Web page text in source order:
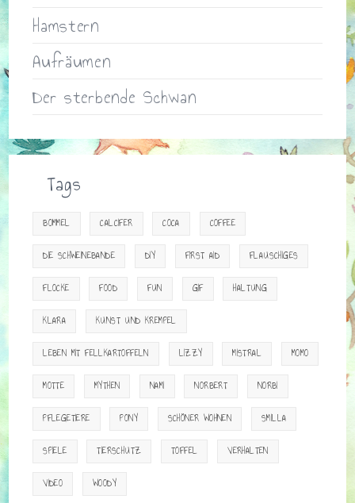
Hamstern
Aufräumen
Der sterbende Schwan
Tags
BOMMEL CALCIFER COCA COFFEE
DIE SCHWEINEBANDE DIY FIRST AID FLAUSCHIGES
FLOCKE FOOD FUN GIF HALTUNG
KLARA KUNST UND KREMPEL
LEBEN MIT FELLKARTOFFELN LIZZY MISTRAL MOMO
MOTTE MYTHEN NAMI NORBERT NORBI
PFLEGETIERE PONY SCHÖNER WOHNEN SMILLA
SPIELE TIERSCHUTZ TOFFEL VERHALTEN
VIDEO WOODY